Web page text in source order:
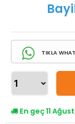
TIKLA
En geç 11